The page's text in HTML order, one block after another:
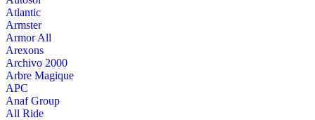
Atlantic
Armster
Armor All
Arexons
Archivo 2000
Arbre Magique
APC
Anaf Group
All Ride